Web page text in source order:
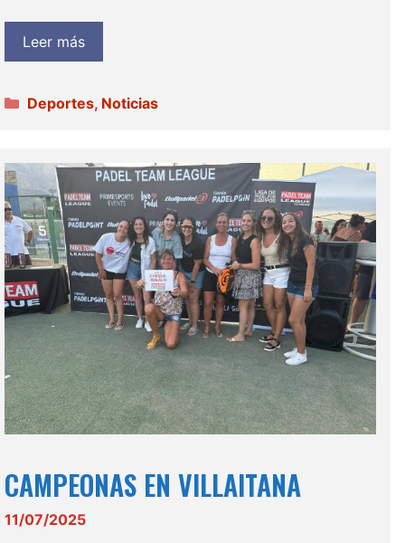
Leer más
Categorías
Deportes, Noticias
CAMPEONAS EN VILLAITANA
11/07/2025